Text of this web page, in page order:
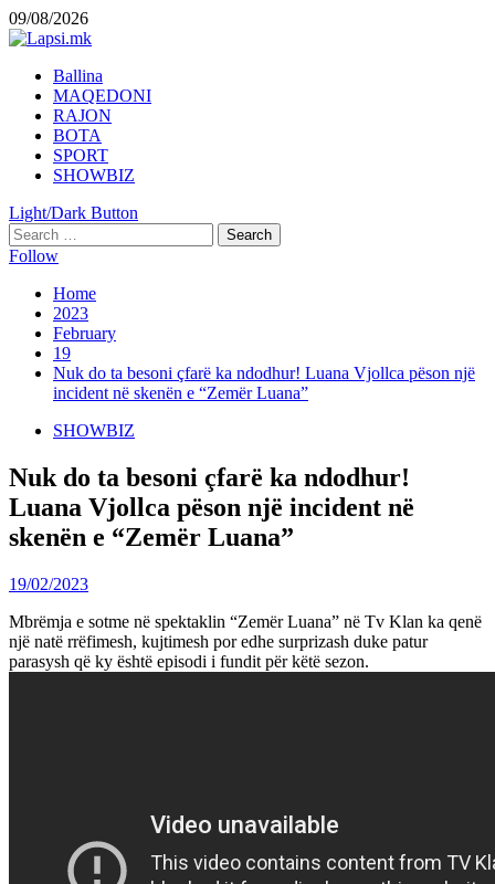
Skip
to
09/08/2026
Primary
Menu
Ballina
MAQEDONI
RAJON
BOTA
SPORT
SHOWBIZ
Light/Dark Button
Search
for:
Follow
Home
2023
February
19
Nuk do ta besoni çfarë ka ndodhur! Luana Vjollca pëson një
incident në skenën e “Zemër Luana”
SHOWBIZ
Nuk do ta besoni çfarë ka ndodhur!
Luana Vjollca pëson një incident në
skenën e “Zemër Luana”
19/02/2023
Mbrëmja e sotme në spektaklin “Zemër Luana” në Tv Klan ka qenë
një natë rrëfimesh, kujtimesh por edhe surprizash duke patur
parasysh që ky është episodi i fundit për këtë sezon.